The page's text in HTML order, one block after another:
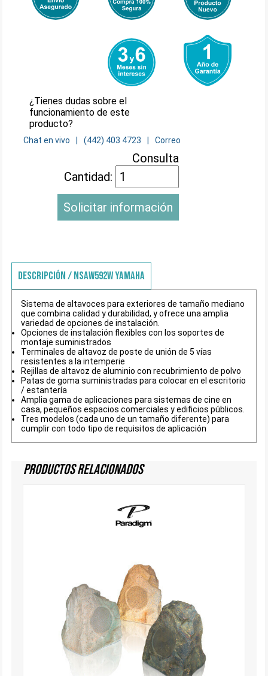
¿Tienes dudas sobre el
funcionamiento de este
producto?
Chat en vivo (442) 403 4723 Correo
Consulta
Cantidad:
Solicitar información
DESCRIPCIÓN / NSAW592W YAMAHA
Sistema de altavoces para exteriores de tamaño mediano
que combina calidad y durabilidad, y ofrece una amplia
variedad de opciones de instalación.
Opciones de instalación flexibles con los soportes de
montaje suministrados
Terminales de altavoz de poste de unión de 5 vías
resistentes a la intemperie
Rejillas de altavoz de aluminio con recubrimiento de polvo
Patas de goma suministradas para colocar en el escritorio
/ estantería
Amplia gama de aplicaciones para sistemas de cine en
casa, pequeños espacios comerciales y edificios públicos.
Tres modelos (cada uno de un tamaño diferente) para
cumplir con todo tipo de requisitos de aplicación
Productos Relacionados